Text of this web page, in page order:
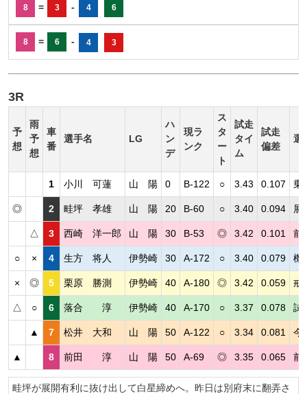
8 = 3 - 4 6
8 = 6 - 4 3
3R
予
想
雨
予
想
車
番
選手名 LG
ハ
ン
デ
現ラ
ンク
ス
タ
ー
ト
試走
タイ
ム
試走
偏差
選
1 小川 可蓮 山 陽 0 B-122 ○ 3.43 0.107 乗
◎ 2 畦坪 孝雄 山 陽 20 B-60 ○ 3.40 0.094 展
△ 3 西崎 洋一郎 山 陽 30 B-53 ◎ 3.42 0.101 前
○ × 4 生方 将人 伊勢崎 30 A-172 ○ 3.40 0.079 機
× ◎ 5 栗原 勝測 伊勢崎 40 A-180 ◎ 3.42 0.059 戒
△ ○ 6 落合 淳 伊勢崎 40 A-170 ○ 3.37 0.078 試
▲ 7 松井 大和 山 陽 50 A-122 ○ 3.34 0.081 今
▲ 8 前田 淳 山 陽 50 A-69 ◎ 3.35 0.065 前
畦坪が展開有利に抜け出して白星締めへ。昨日は別府末に翻弄さ